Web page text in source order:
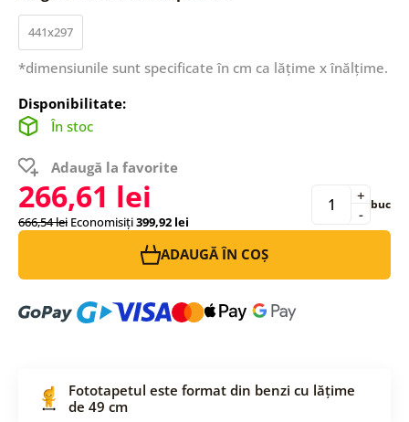
441x297
*dimensiunile sunt specificate în cm ca lățime x înălțime.
Disponibilitate:
În stoc
Adaugă la favorite
266,61 lei
666,54 lei Economisiți399,92 lei -
+ buc
ADAUGĂ ÎN COȘ
Fototapetul este format din benzi cu lățime
de 49 cm